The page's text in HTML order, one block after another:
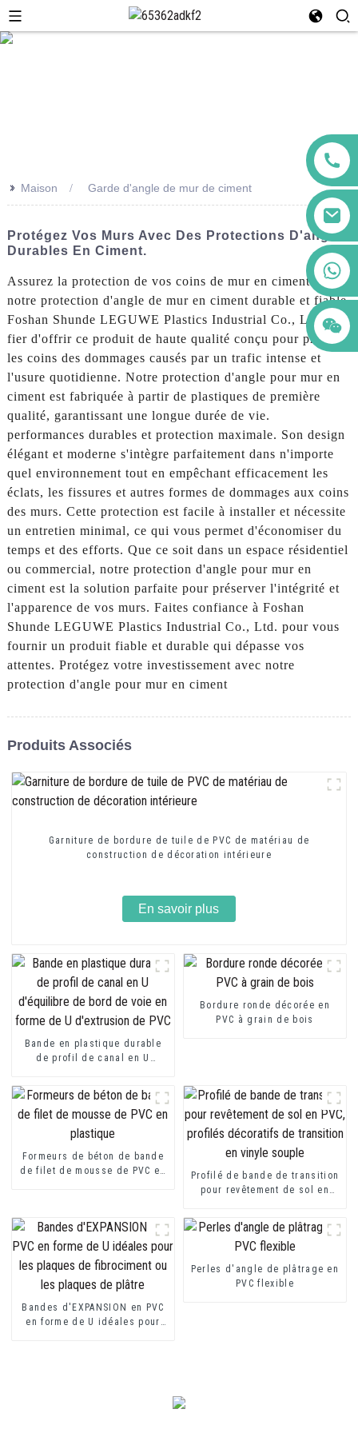
>> Maison Garde d'angle de mur de ciment
Protégez Vos Murs Avec Des Protections D'angle
Durables En Ciment.
Assurez la protection de vos coins de mur en ciment avec
notre protection d'angle de mur en ciment durable et fiable.
Foshan Shunde LEGUWE Plastics Industrial Co., Ltd. est
fier d'offrir ce produit de haute qualité conçu pour protéger
les coins des dommages causés par un trafic intense et
l'usure quotidienne. Notre protection d'angle pour mur en
ciment est fabriquée à partir de plastiques de première
qualité, garantissant une longue durée de vie.
performances durables et protection maximale. Son design
élégant et moderne s'intègre parfaitement dans n'importe
quel environnement tout en empêchant efficacement les
éclats, les fissures et autres formes de dommages aux coins
des murs. Cette protection est facile à installer et nécessite
un entretien minimal, ce qui vous permet d'économiser du
temps et des efforts. Que ce soit dans un espace résidentiel
ou commercial, notre protection d'angle pour mur en
ciment est la solution parfaite pour préserver l'intégrité et
l'apparence de vos murs. Faites confiance à Foshan
Shunde LEGUWE Plastics Industrial Co., Ltd. pour vous
fournir un produit fiable et durable qui dépasse vos
attentes. Protégez votre investissement avec notre
protection d'angle pour mur en ciment
Produits Associés
Garniture de bordure de tuile de PVC de matériau de
construction de décoration intérieure
En savoir plus
Bande en plastique durable
de profil de canal en U
en forme de U d'extrusion de
PVC
Bordure ronde décorée en
PVC à grain de bois
Formeurs de béton de bande
de filet de mousse de PVC en
Profilé de bande de transition
pour revêtement de sol en
Bandes d'EXPANSION en PVC
en forme de U idéales pour
Perles d'angle de plâtrage en
PVC flexible